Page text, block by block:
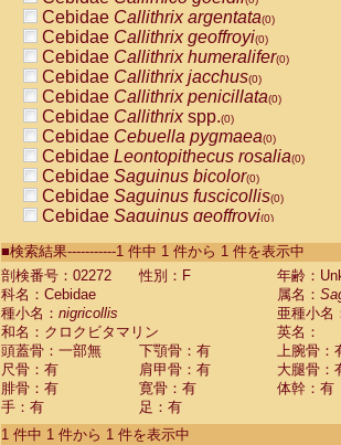
Cebidae Callithrix argentata(0)
Cebidae Callithrix geoffroyi(0)
Cebidae Callithrix humeralifer(0)
Cebidae Callithrix jacchus(0)
Cebidae Callithrix penicillata(0)
Cebidae Callithrixspp.(0)
Cebidae Cebuella pygmaea(0)
Cebidae Leontopithecus rosalia(0)
Cebidae Saguinus bicolor(0)
Cebidae Saguinus fuscicollis(0)
Cebidae Saguinus geoffroyi(0)
CebidaeSaguinus labiatus(0)
Cebidae Saguinus leucopus (0)
Cebidae
CebidaeSaguinus mystax
CebidaeSaguinus nigricollis (1)
Cebidae Saguinus oedipus
Cebidae Saguinus weddelli
Cebidae Saguinusspp.
Cebidae Aotus trivirgatus
Cebidae Cebus albifrons
■検索結果-----------1 件中 1 件から 1 件を表示中
剖検番号：02272
性別：F
年齢：
科名：Cebidae
属名：
種小名： nigricollis
亜種小名
和名：クロクビタマリン
英名：
頭蓋骨：一部無
下顎骨：有
上腕骨：
尺骨：有
肩甲骨：有
大腿骨：
腓骨：有
寛骨：有
体幹：有
手：有
足：有
1 件中 1 件から 1 件を表示中